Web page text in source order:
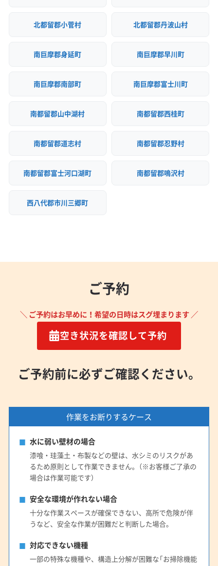
北都留郡小菅村 北都留郡丹波山村
南巨摩郡身延町 南巨摩郡早川町
南巨摩郡南部町 南巨摩郡富士川町
南都留郡山中湖村 南都留郡西桂町
南都留郡道志村 南都留郡忍野村
南都留郡富士河口湖町 南都留郡鳴沢村
西八代郡市川三郷町
ご予約
＼ ご予約はお早めに！希望の日時はスグ埋まります ／
空き状況を確認して予約
ご予約前に必ずご確認ください。
作業をお断りするケース
水に弱い壁材の場合
漆喰・珪藻土・布製などの壁は、水シミのリスクがあ
るため原則として作業できません。（※お客様ご了承の
場合は作業可能です）
安全な環境が作れない場合
十分な作業スペースが確保できない、高所で危険が伴
うなど、安全な作業が困難だと判断した場合。
対応できない機種
一部の特殊な機種や、構造上分解が困難な「お掃除機能